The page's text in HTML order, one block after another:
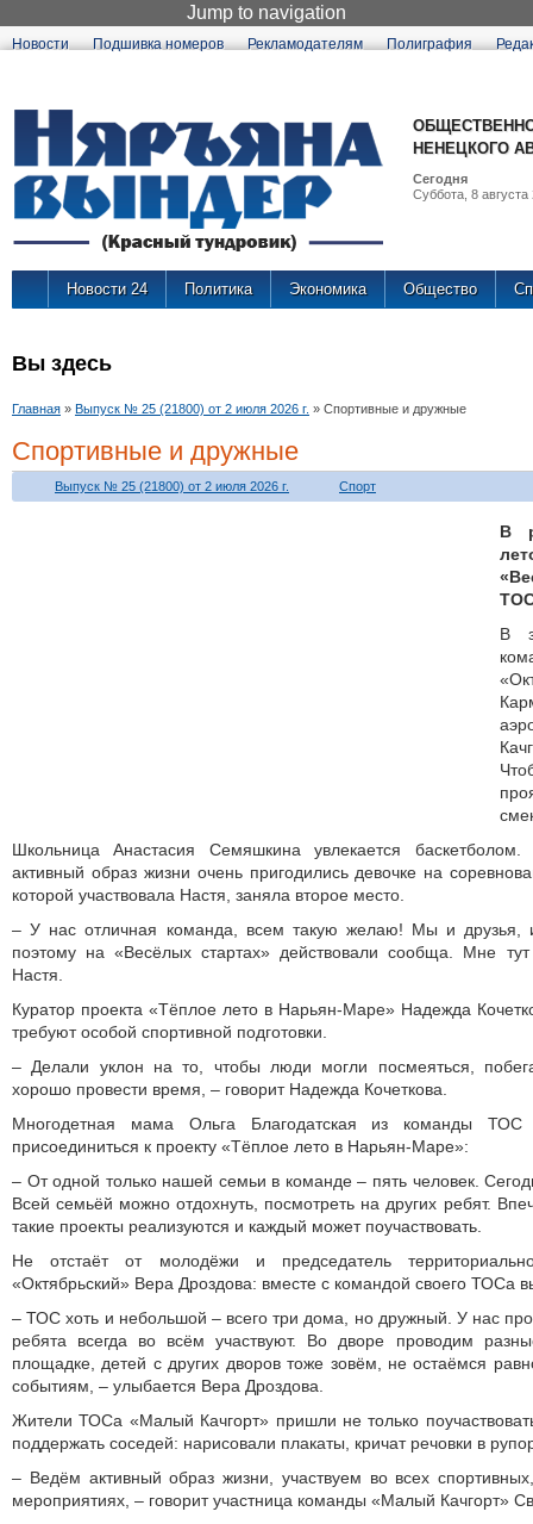
Jump to navigation
Новости Подшивка номеров Рекламодателям Полиграфия
НЕНЕЦКОГО
Сегодня
Суббота, 8 августа
Новости 24 Политика Экономика Общество
Вы здесь
Главная » Выпуск № 25 (21800) от 2 июля 2026 г. » Спортивные и дружные
Спортивные и дружные
Выпуск № 25 (21800) от 2 июля 2026 г. Спорт
В
В
Школьница Анастасия Семяшкина увлекается
активный образ жизни очень пригодились девочке на
которой участвовала Настя, заняла второе место.
– У нас отличная команда, всем такую желаю! Мы и друзья,
поэтому на «Весёлых стартах» действовали сообща. Мне
Настя.
Куратор проекта «Тёплое лето в Нарьян-Маре» Надежда
требуют особой спортивной подготовки.
– Делали уклон на то, чтобы люди могли посмеяться,
хорошо провести время, – говорит Надежда Кочеткова.
Многодетная мама Ольга Благодатская из команды ТОС
присоединиться к проекту «Тёплое лето в Нарьян-Маре»:
– От одной только нашей семьи в команде – пять человек.
Всей семьёй можно отдохнуть, посмотреть на других ребят.
такие проекты реализуются и каждый может поучаствовать.
Не отстаёт от молодёжи и председатель
«Октябрьский» Вера Дроздова: вместе с командой своего ТОСа
– ТОС хоть и небольшой – всего три дома, но дружный. У нас
ребята всегда во всём участвуют. Во дворе проводим
площадке, детей с других дворов тоже зовём, не остаёмся
событиям, – улыбается Вера Дроздова.
Жители ТОСа «Малый Качгорт» пришли не только
поддержать соседей: нарисовали плакаты, кричат речовки в
– Ведём активный образ жизни, участвуем во всех
мероприятиях, – говорит участница команды «Малый Качгорт»